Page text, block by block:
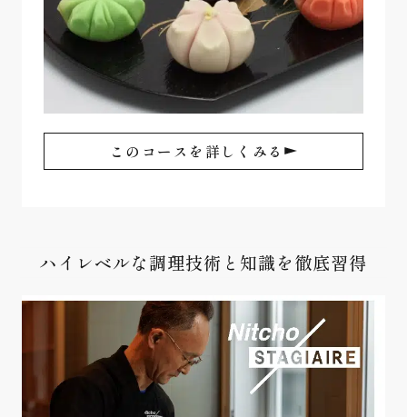
このコースを詳しくみる
ハイレベルな調理技術と知識を徹底習得